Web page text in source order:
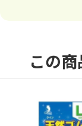
この